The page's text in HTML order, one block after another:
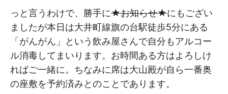
っと言うわけで、勝手に★お知らせ★にもござい
ましたが本日は大井町線旗の台駅徒歩5分にある
「がんがん」という飲み屋さんで自分もアルコー
ル消毒してまいります。お時間ある方はよろしけ
ればご一緒に。ちなみに席は大山殿が自ら一番奥
の座敷を予約済みとのことであります。